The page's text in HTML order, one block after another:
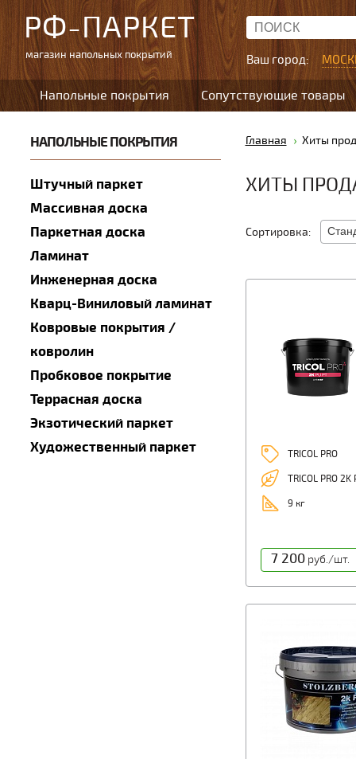
РФ-ПАРКЕТ
магазин напольных покрытий Ваш город:
Напольные покрытия Сопутствующие товары
НАПОЛЬНЫЕ ПОКРЫТИЯ
Штучный паркет
Массивная доска
Паркетная доска
Ламинат
Инженерная доска
Кварц-Виниловый ламинат
Ковровые покрытия /
ковролин
Пробковое покрытие
Террасная доска
Экзотический паркет
Художественный паркет
Главная Хиты
ХИТЫ
Сортировка:
TRICOL PRO
TRICOL PRO 2K
9 кг
7 200руб./шт.